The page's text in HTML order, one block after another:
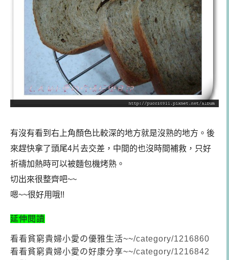
有沒有看到右上角顏色比較深的地方就是沒熟的地方。後
來趕快拿了頭尾4片去交差，中間的也沒時間補救，只好
祈禱加熱時可以被麵包機烤熟。
切出來很整齊吧~~
嗯~~很好用哦!!
延伸閱讀
看看貧窮貴婦小愛の優雅生活~~/category/1216860
看看貧窮貴婦小愛の好康分享~~/category/1216842